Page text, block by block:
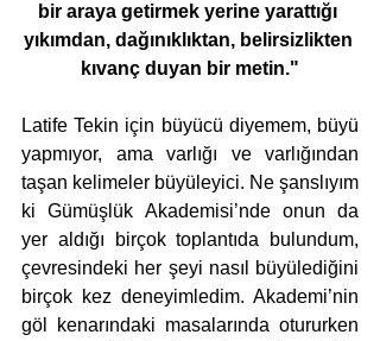
bir araya getirmek yerine yarattığı
yıkımdan, dağınıklıktan, belirsizlikten
kıvanç duyan bir metin."
Latife Tekin için büyücü diyemem, büyü
yapmıyor, ama varlığı ve varlığından
taşan kelimeler büyüleyici. Ne şanslıyım
ki Gümüşlük Akademisi’nde onun da
yer aldığı birçok toplantıda bulundum,
çevresindeki her şeyi nasıl büyülediğini
birçok kez deneyimledim. Akademi’nin
göl kenarındaki masalarında otururken